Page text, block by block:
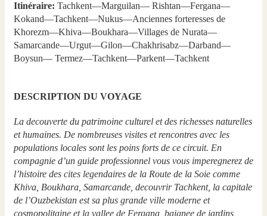
Itinéraire: Tachkent—Marguilan— Rishtan—Fergana—
Kokand—Tachkent—Nukus—Anciennes forteresses de
Khorezm—Khiva—Boukhara—Villages de Nurata—
Samarcande—Urgut—Gilon—Chakhrisabz—Darband—
Boysun— Termez—Tachkent—Parkent—Tachkent
DESCRIPTION DU VOYAGE
La decouverte du patrimoine culturel et des richesses naturelles
et humaines. De nombreuses visites et rencontres avec les
populations locales sont les poins forts de ce circuit. En
compagnie d’un guide professionnel vous vous imperegnerez de
l’histoire des cites legendaires de la Route de la Soie comme
Khiva, Boukhara, Samarcande, decouvrir Tachkent, la capitale
de l’Ouzbekistan est sa plus grande ville moderne et
cosmopolitaine et la vallee de Fergana, baignee de jardins